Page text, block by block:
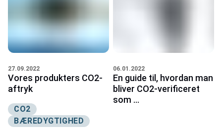
27.09.2022
Vores produkters CO2-
aftryk
CO2
BÆREDYGTIGHED
06.01.2022
En guide til, hvordan man
bliver CO2-verificeret
som ...